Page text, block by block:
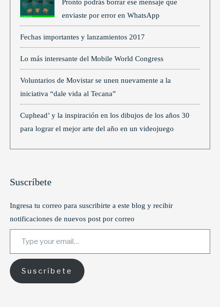
enviaste por error en WhatsApp
Fechas importantes y lanzamientos 2017
Lo más interesante del Mobile World Congress
Voluntarios de Movistar se unen nuevamente a la
iniciativa “dale vida al Tecana”
Cuphead’ y la inspiración en los dibujos de los años 30
para lograr el mejor arte del año en un videojuego
Suscríbete
Ingresa tu correo para suscribirte a este blog y recibir
notificaciones de nuevos post por correo
Type your email…
Suscríbete